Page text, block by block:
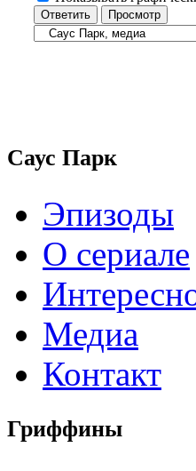
Саус Парк
Эпизоды
О сериале
Медиа
Контакт
Гриффины